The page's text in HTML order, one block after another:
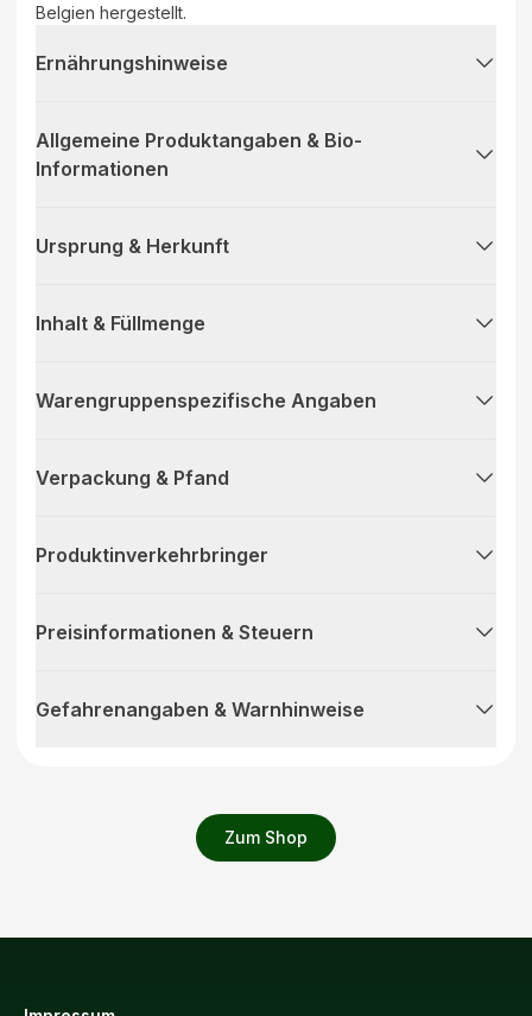
Zum Shop
Belgien hergestellt.
Ernährungshinweise
Allgemeine Produktangaben & Bio-
Informationen
Ursprung & Herkunft
Inhalt & Füllmenge
Warengruppenspezifische Angaben
Verpackung & Pfand
Produktinverkehrbringer
Preisinformationen & Steuern
Gefahrenangaben & Warnhinweise